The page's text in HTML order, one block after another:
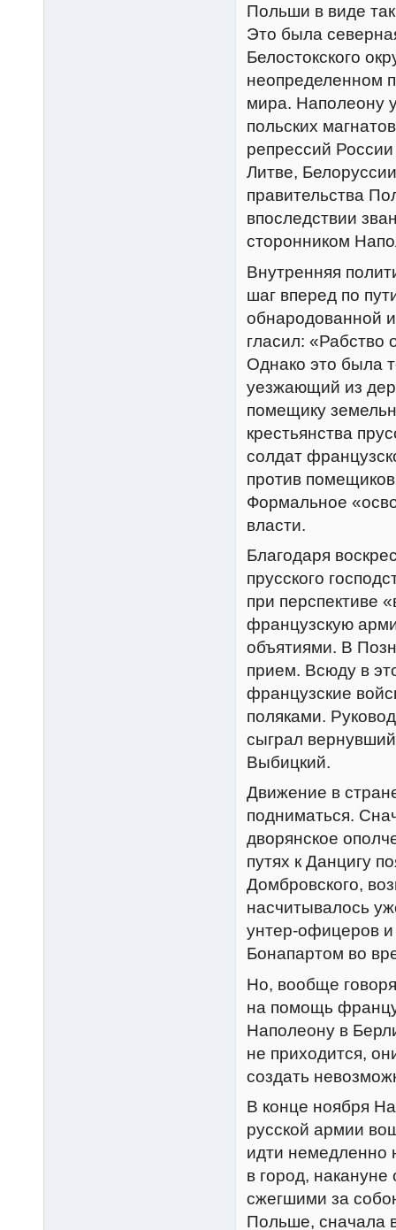
Польши в виде
Это была
Белостокского
неопределенном
мира. Наполеону
польских
репрессий
Литве,
правительства
впоследствии
сторонником
Внутренняя
шаг вперед по
обнародованной
гласил: «Рабство
Однако это была
уезжающий из
помещику
крестьянства
солдат
против
Формальное
власти.
Благодаря
прусского
при перспективе
французскую
объятиями. В
прием. Всюду в
французские
поляками.
сыграл
Выбицкий.
Движение в
подниматься.
дворянское
путях к Данцигу
Домбровского,
насчитывалось
унтер-офицеров
Бонапартом во
Но, вообще
на помощь
Наполеону в
не приходится,
создать
В конце ноября
русской армии
идти немедленно
в город,
сжегшими за
Польше, сначала